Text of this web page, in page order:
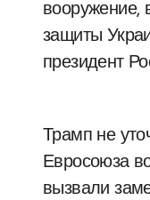
вооружение,
защиты
президент
Трамп не
Евросоюза
вызвали